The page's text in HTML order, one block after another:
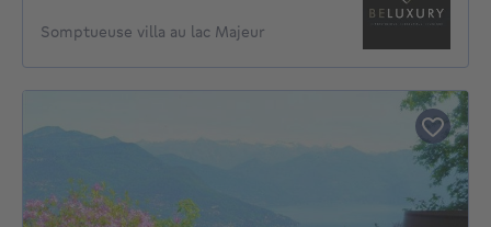
Somptueuse villa au lac Majeur